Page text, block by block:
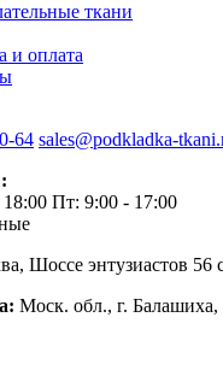
ткани
и оплата
64 sales@podkladka-
Пт: 9:00 - 17:00
Шоссе энтузиастов 56
Моск. обл., г.